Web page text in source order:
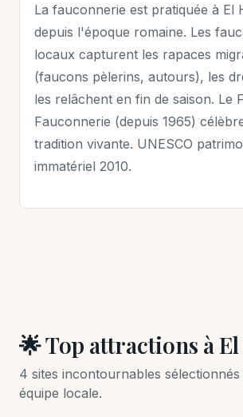
La fauconnerie est pratiquée à El
depuis l'époque romaine. Les
locaux capturent les rapaces
(faucons pèlerins, autours), les
les relâchent en fin de saison. Le
Fauconnerie (depuis 1965)
tradition vivante. UNESCO
immatériel 2010.
🌟 Top attractions à
4 sites incontournables
équipe locale.